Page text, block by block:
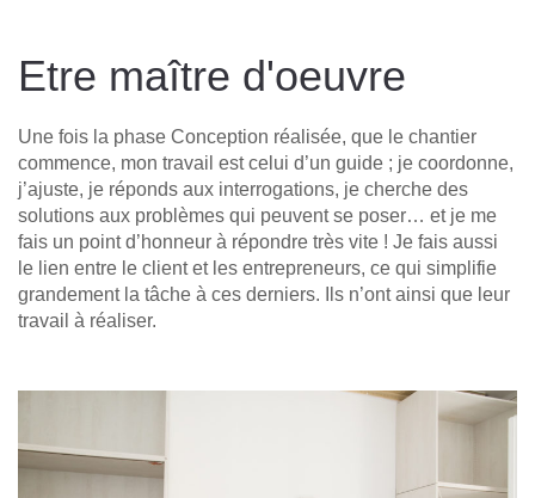
Etre maître d'oeuvre
Une fois la phase Conception réalisée, que le chantier
commence, mon travail est celui d’un guide ; je coordonne,
j’ajuste, je réponds aux interrogations, je cherche des
solutions aux problèmes qui peuvent se poser… et je me
fais un point d’honneur à répondre très vite ! Je fais aussi
le lien entre le client et les entrepreneurs, ce qui simplifie
grandement la tâche à ces derniers. Ils n’ont ainsi que leur
travail à réaliser.